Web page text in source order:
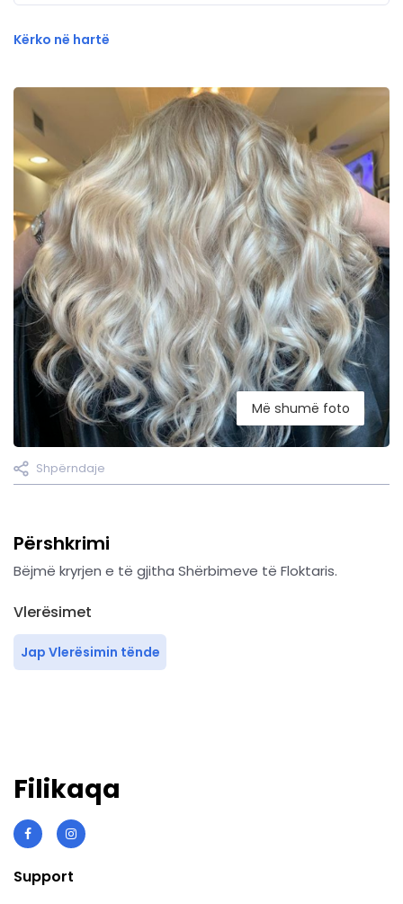
Më shumë foto
Shpërndaje
Përshkrimi
Bëjmë kryrjen e të gjitha Shërbimeve të Floktaris.
Vlerësimet
Jap Vlerësimin tënde
Kërko në hartë
Filikaqa
Support